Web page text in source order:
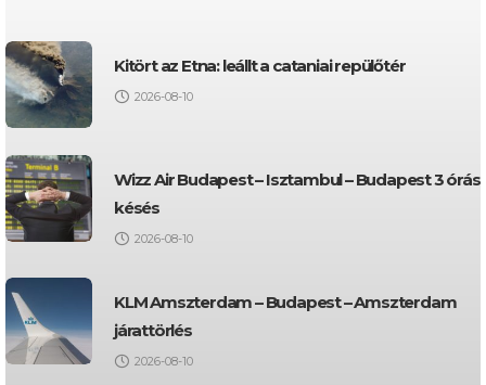
Kitört az Etna: leállt a cataniai repülőtér
2026-08-10
Wizz Air Budapest – Isztambul – Budapest 3 órás
késés
2026-08-10
KLM Amszterdam – Budapest – Amszterdam
járattörlés
2026-08-10